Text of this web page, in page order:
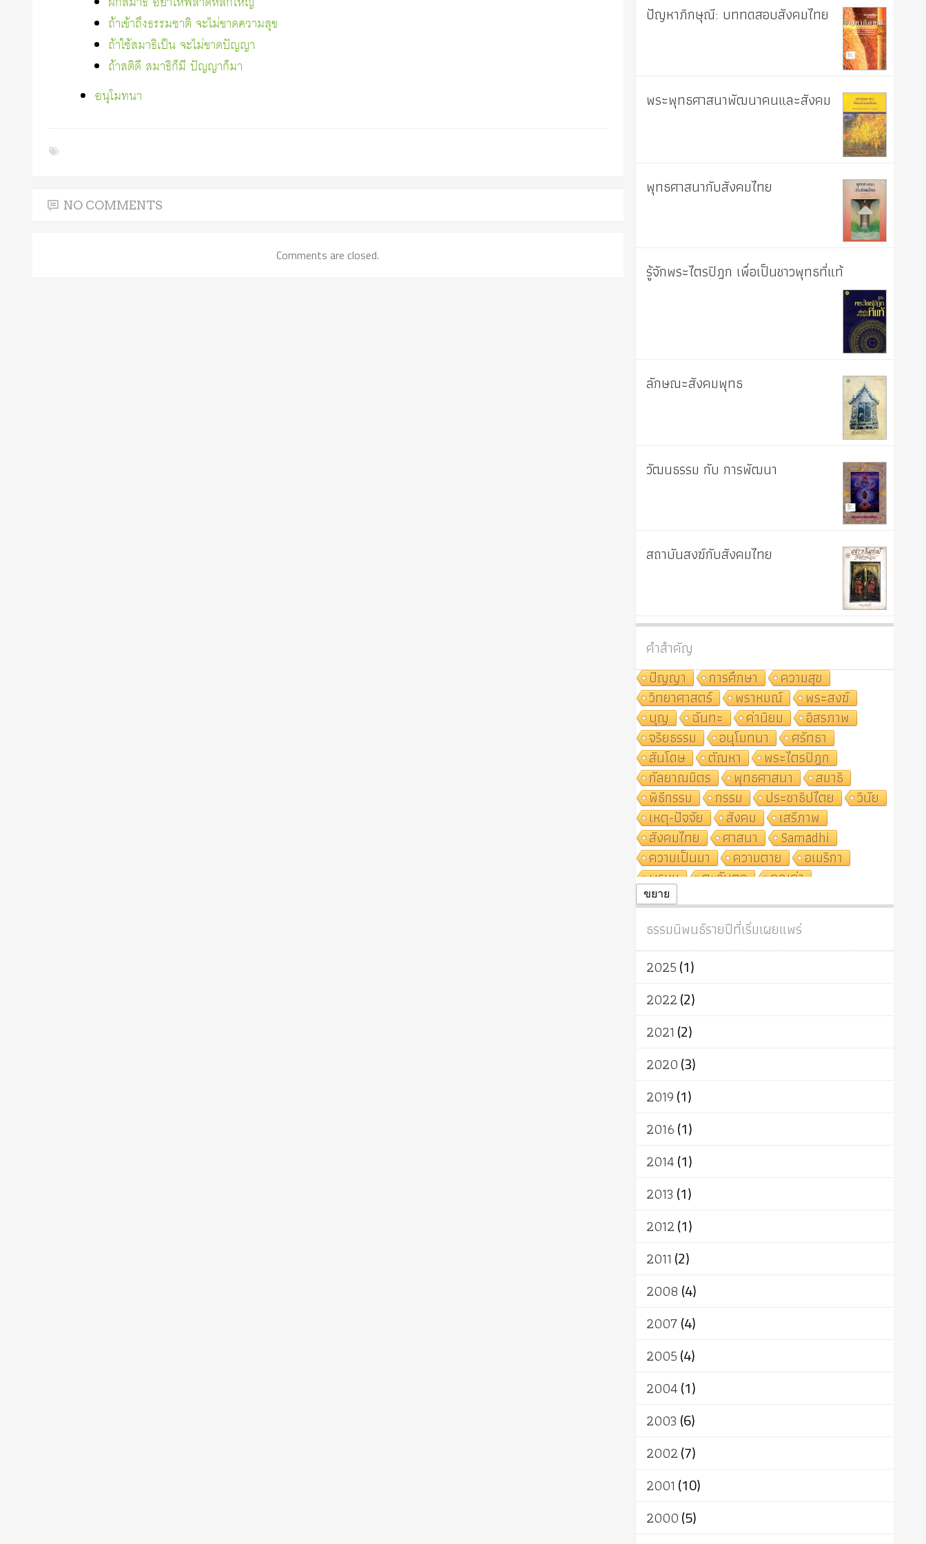
ถ้าเข้าถึงธรรมชาติ จะไม่ขาดความสุข
ถ้าใช้สมาธิเป็น จะไม่ขาดปัญญา
ถ้าสติดี สมาธิก็มี ปัญญาก็มา
อนุโมทนา
NO COMMENTS
Comments are closed.
ปัญหาภิกษุณี: บททดสอบสังคมไทย
พระพุทธศาสนาพัฒนาคนและสังคม
พุทธศาสนากับสังคมไทย
รู้จักพระไตรปิฎก เพื่อเป็นชาวพุทธที่แท้
ลักษณะสังคมพุทธ
วัฒนธรรม กับ การพัฒนา
สถาบันสงฆ์กับสังคมไทย
คำสำคัญ
ปัญญา
การศึกษา
ความสุข
วิทยาศาสตร์
พราหมณ์
พระสงฆ์
บุญ
ฉันทะ ค่านิยม
อิสรภาพ
จริยธรรม
อนุโมทนา
ศรัทธา
สันโดษ
ตัณหา
พระไตรปิฎก
กัลยาณมิตร
พุทธศาสนา
สมาธิ
พิธีกรรม
กรรม ประชาธิปไตย
วินัย
เหตุ-ปัจจัย
สังคม
เสรีภาพ
สังคมไทย
ศาสนา
Samādhi
ความเป็นมา
ความตาย
อเมริกา
พรหม
ตะวันตก
คุณค่า
ปฏิจจสมุปบาท
ศาสนาประจำชาติ
ผู้บริโภค
ธรรมาธิปไตย
การแยกรัฐกับศาสนา
ธรรมชาติ
เทคโนโลยี
พุทธบริษัท
วัฒนธรรม
ขยาย
ธรรมนิพนธ์รายปีที่เริ่มเผยแพร่
2025(1)
2022(2)
2021 (2)
2020(3)
2019(1)
2016(1)
2014(1)
2013 (1)
2012(1)
2011 (2)
2008 (4)
2007(4)
2005(4)
2004(1)
2003 (6)
2002(7)
2001 (10)
2000(5)